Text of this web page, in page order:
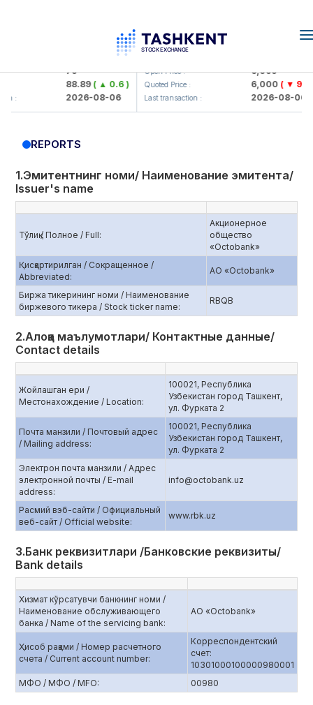
79
88.89( ▲ 0.6 )
2026-08-06
UZMK (<O'zmetkombinat> AJ)
Open Price : 6,099
Quoted Price : 6,000( ▼ 99.88 )
Last transaction : 2026-08-06
REPORTS
1.Эмитентнинг номи/ Наименование эмитента/
Issuer's name
Тўлиқ / Полное / Full:
Акционерное
общество
«Octobank»
Қисқартирилган / Сокращенное /
Abbreviated:
АО «Octobank»
Биржа тикерининг номи / Наименование
биржевого тикера / Stock ticker name:
RBQВ
2.Алоқа маълумотлари/ Контактные данные/
Contact details
Жойлашган ери /
Местонахождение / Location:
100021, Республика
Узбекистан город Ташкент,
ул. Фурката 2
Почта манзили / Почтовый адрес
/ Mailing address:
100021, Республика
Узбекистан город Ташкент,
ул. Фурката 2
Электрон почта манзили / Адрес
электронной почты / E-mail
address:
info@octobank.uz
Расмий вэб-сайти / Официальный
веб-сайт / Official website:
www.rbk.uz
3.Банк реквизитлари /Банковские реквизиты/
Bank details
Хизмат кўрсатувчи банкнинг номи /
Наименование обслуживающего
банка / Name of the servicing bank:
АО «Octobank»
Ҳисоб рақами / Номер расчетного
счета / Current account number:
Корреспондентский
счет:
10301000100000980001
МФО / МФО / MFO:
00980